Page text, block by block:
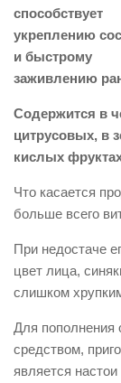
способствует
укреплению
и быстрому
заживлению
Содержится в
цитрусовых, в
кислых
Что касается
больше всего
При недостаче
цвет лица,
слишком
Для пополнения
средством,
является